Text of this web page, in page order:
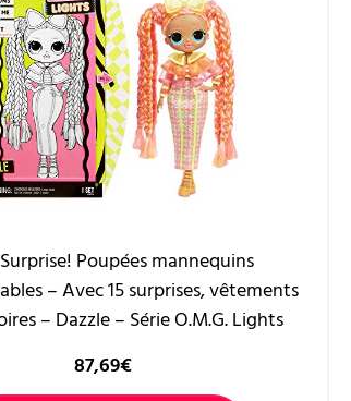
Surprise! Poupées mannequins
– Avec 15 surprises, vêtements
– Dazzle – Série O.M.G. Lights
87,69€